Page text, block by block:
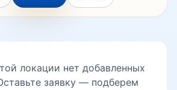
локации нет добавленных
заявку — подберем